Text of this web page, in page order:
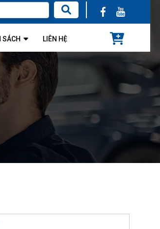
SÁCH LIÊN HỆ